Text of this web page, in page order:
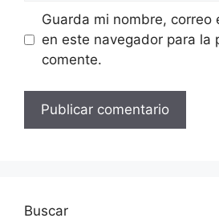
Guarda mi nombre, correo
en este navegador para la
comente.
Buscar